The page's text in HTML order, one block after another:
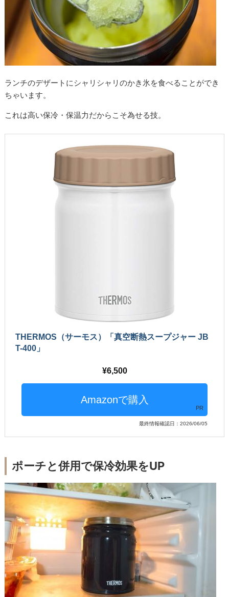
ランチのデザートにシャリシャリのかき氷を食べることができ
ちゃいます。
これは高い保冷・保温力だからこそ為せる技。
THERMOS（サーモス）「真空断熱スープジャー JB
T-400」
6,500
PR
最終情報確認日：2026/06/05
ポーチと併用で保冷効果をUP